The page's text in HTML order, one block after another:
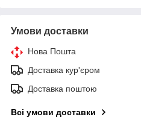
Умови доставки
Нова Пошта
Доставка кур'єром
Доставка поштою
Всі умови доставки